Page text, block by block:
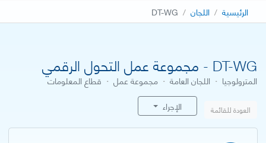
الرئيسية اللجان DT-WG
DT-WG - مجموعة عمل التحول الرقمي
المترولوجيا · اللجان العامة · مجموعة عمل · قطاع المعلومات
العودة للقائمة الإجراء